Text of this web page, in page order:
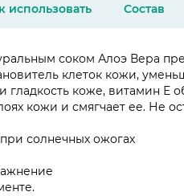
использовать Состав
соком Алоэ Вера
клеток кожи,
гладкость коже, витамин Е
кожи и смягчает ее. Не
солнечных ожогах